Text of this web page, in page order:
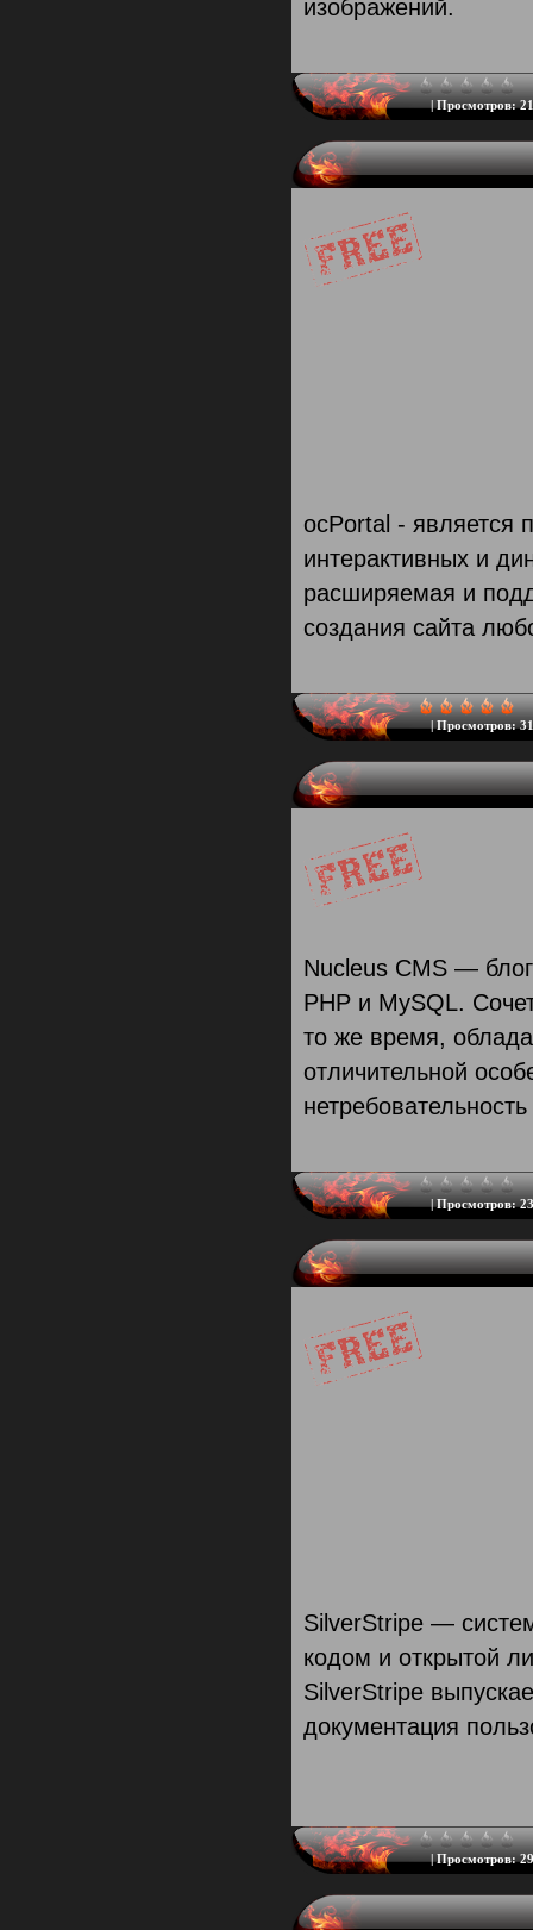
изображений.
|Просмотров:
ocPortal - является
интерактивных и
расширяемая и
создания сайта
|Просмотров:
Nucleus CMS —
PHP и MySQL.
то же время,
отличительной
|Просмотров:
SilverStripe —
кодом и открытой
SilverStripe
документация
|Просмотров: